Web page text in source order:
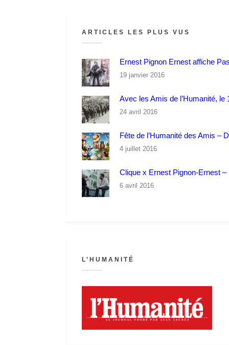
ARTICLES LES PLUS VUS
Ernest Pignon Ernest affiche
19 janvier 2016
Avec les Amis de l’Humanité, le
24 avril 2016
Fête de l’Humanité des Amis –
4 juillet 2016
Clique x Ernest Pignon-Ernest
6 avril 2016
L’HUMANITÉ